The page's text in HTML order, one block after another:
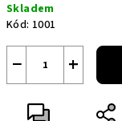
cena:
Skladem
Kód: 1001
+
−